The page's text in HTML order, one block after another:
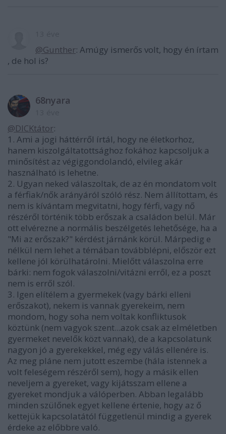
@Gunther: Amúgy ismerős volt, hogy én írtam
, de hol is?
68nyara
@DICKtátor:
1. Ami a jogi háttérről írtál, hogy ne életkorhoz,
hanem kiszolgáltatottsághoz fokához kapcsoljuk a
minősítést az végiggondolandó, elvileg akár
használható is lehetne.
2. Ugyan neked válaszoltak, de az én mondatom volt
a férfiak/nők arányáról szóló rész. Nem állítottam, és
nem is kívántam megvitatni, hogy férfi, vagy nő
részéről történik több erőszak a családon belül. Már
ott elvérezne a normális beszélgetés lehetősége, ha a
"Mi az erőszak?" kérdést járnánk körül. Márpedig e
nélkül nem lehet a témában továbblépni, először ezt
kellene jól körülhatárolni. Mielőtt válaszolna erre
bárki: nem fogok válaszolni/vitázni erről, ez a poszt
nem is erről szól.
3. Igen elítélem a gyermekek (vagy bárki elleni
erőszakot), nekem is vannak gyerekeim, nem
mondom, hogy soha nem voltak konfliktusok
köztünk (nem vagyok szent...azok csak az elméletben
gyermeket nevelők közt vannak), de a kapcsolatunk
nagyon jó a gyerekekkel, még egy válás ellenére is.
Az meg pláne nem jutott eszembe (hála istennek a
volt feleségem részéről sem), hogy a másik ellen
neveljem a gyereket, vagy kijátsszam ellene a
gyereket mondjuk a válóperben. Abban legalább
minden szülőnek egyet kellene értenie, hogy az ő
kettejük kapcsolatától függetlenül mindig a gyerek
érdeke az előbbre való.